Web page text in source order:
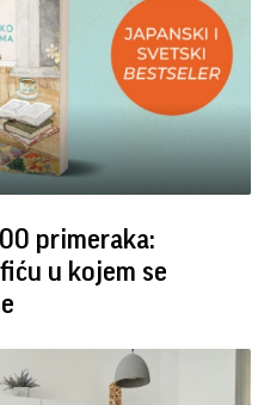
primeraka:
u kojem se